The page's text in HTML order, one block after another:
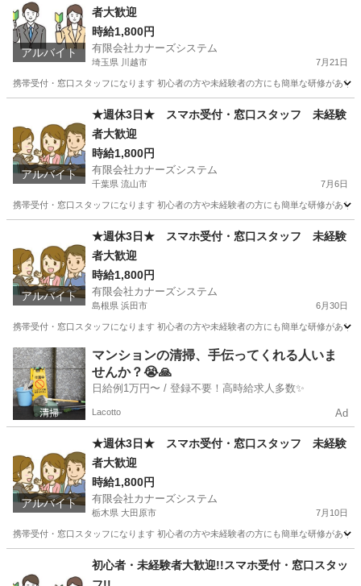
アルバイト
者大歓迎
時給1,800円
有限会社カナーズシステム
埼玉県 川越市 7月21日
携帯受付・窓口スタッフになります 初心者の方や未経験者の方にも簡単な研修があ
携帯ショップ スタッフ
アルバイト
★週休3日★ スマホ受付・窓口スタッフ 未経験
者大歓迎
時給1,800円
有限会社カナーズシステム
千葉県 流山市 7月6日
携帯受付・窓口スタッフになります 初心者の方や未経験者の方にも簡単な研修があ
携帯ショップ
アルバイト
★週休3日★ スマホ受付・窓口スタッフ 未経験
者大歓迎
時給1,800円
有限会社カナーズシステム
島根県 浜田市 6月30日
携帯受付・窓口スタッフになります 初心者の方や未経験者の方にも簡単な研修があ
島根 浜田市 携帯ショップ スタッフ
マンションの清掃、手伝ってくれる人いま
せんか？😭🙏
日給例1万円〜 / 登録不要！高時給求人多数✨
Lacotto Ad
アルバイト
★週休3日★ スマホ受付・窓口スタッフ 未経験
者大歓迎
時給1,800円
有限会社カナーズシステム
栃木県 大田原市 7月10日
携帯受付・窓口スタッフになります 初心者の方や未経験者の方にも簡単な研修があ
携帯ショップ スタッフ
初心者・未経験者大歓迎!!スマホ受付・窓口スタッ